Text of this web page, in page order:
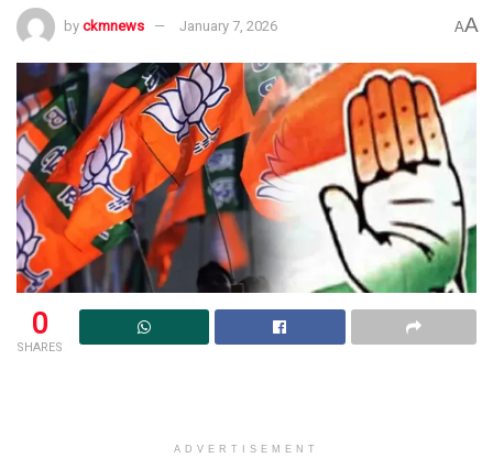
by ckmnews January 7, 2026 AA
0
SHARES
ADVERTISEMENT